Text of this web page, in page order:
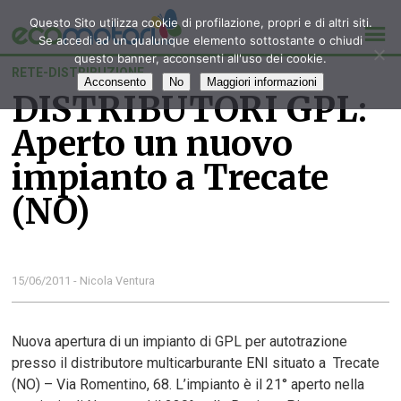
RETE-DISTRIBUZIONE
DISTRIBUTORI GPL:
Aperto un nuovo
impianto a Trecate
(NO)
15/06/2011 - Nicola Ventura
Nuova apertura di un impianto di GPL per autotrazione
presso il distributore multicarburante ENI situato a Trecate
(NO) – Via Romentino, 68. L’impianto è il 21° aperto nella
Questo Sito utilizza cookie di profilazione, propri e di altri siti.
Se accedi ad un qualunque elemento sottostante o chiudi
questo banner, acconsenti all'uso dei cookie.
Acconsento No Maggiori informazioni